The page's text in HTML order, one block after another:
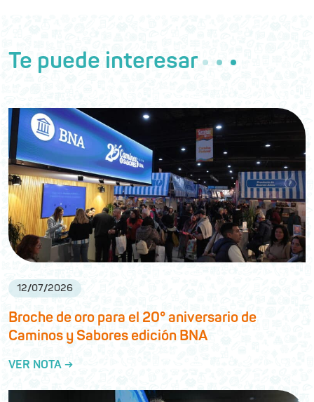
Te puede interesar
12/07/2026
Broche de oro para el 20° aniversario de
Caminos y Sabores edición BNA
VER NOTA →